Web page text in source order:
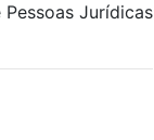
Jurídicas